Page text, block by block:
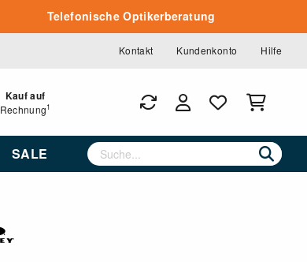
Telefonische Optikerberatung
Kontakt Kundenkonto Hilfe
Kauf auf
Rechnung1
SALE